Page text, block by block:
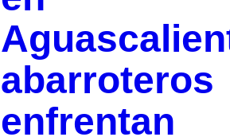
abarroteros
enfrentan